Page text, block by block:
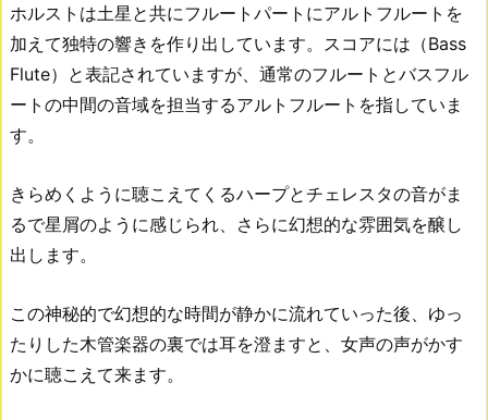
ホルストは土星と共にフルートパートにアルトフルートを
加えて独特の響きを作り出しています。スコアには（Bass
Flute）と表記されていますが、通常のフルートとバスフル
ートの中間の音域を担当するアルトフルートを指していま
す。
きらめくように聴こえてくるハープとチェレスタの音がま
るで星屑のように感じられ、さらに幻想的な雰囲気を醸し
出します。
この神秘的で幻想的な時間が静かに流れていった後、ゆっ
たりした木管楽器の裏では耳を澄ますと、女声の声がかす
かに聴こえて来ます。